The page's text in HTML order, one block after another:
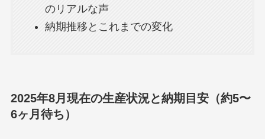
のリアルな声
納期推移とこれまでの変化
2025年8月現在の生産状況と納期目安（約5〜
6ヶ月待ち）